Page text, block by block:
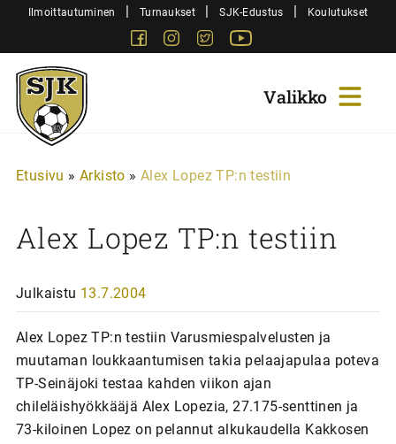
SiirryIlmoittautuminen | Turnaukset | SJK-Edustus | Koulutukset
FacebookInstagram
Twitter
Sjk-
Juniorit
Etusivu » Arkisto » Alex Lopez TP:n testiin
Alex Lopez TP:n testiin
Julkaistu 13.7.2004
Alex Lopez TP:n testiin Varusmiespalvelusten ja
muutaman loukkaantumisen takia pelaajapulaa poteva
TP-Seinäjoki testaa kahden viikon ajan
chileläishyökkääjä Alex Lopezia, 27.175-senttinen ja
73-kiloinen Lopez on pelannut alkukaudella Kakkosen